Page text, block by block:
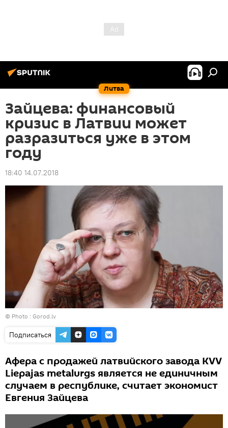
Литва
Зайцева: финансовый
кризис в Латвии может
разразиться уже в этом
году
18:40 14.07.2018
© Photo : Gorod.lv
Подписаться
Афера с продажей латвийского завода KVV
Liepаjas metalurgs является не единичным
случаем в республике, считает экономист
Евгения Зайцева